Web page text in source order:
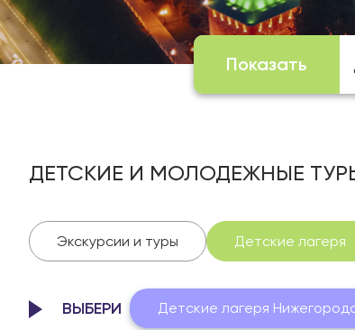
Показать
ДЕТСКИЕ И МОЛОДЕЖНЫЕ
Экскурсии и туры Детские лагеря
ВЫБЕРИ Детские лагеря